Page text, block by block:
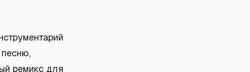
песню,
ремикс для